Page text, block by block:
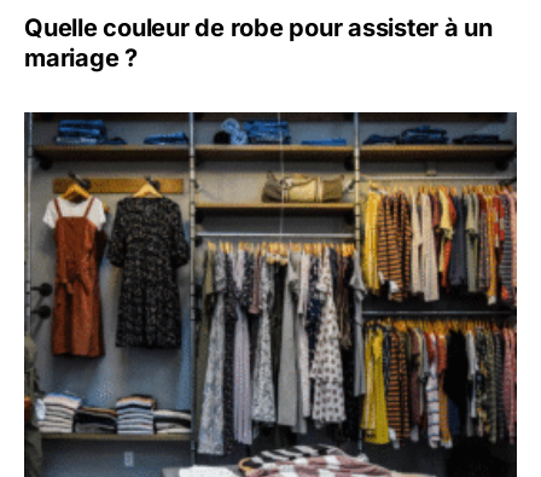
Quelle couleur de robe pour assister à un
mariage ?